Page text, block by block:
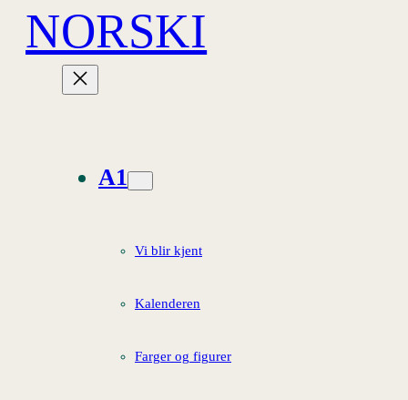
Hopp
innhold
NORSKI
A1
Vi blir kjent
Kalenderen
Farger og figurer